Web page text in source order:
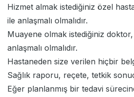
Hizmet almak istediğiniz özel
ile anlaşmalı olmalıdır.
Muayene olmak istediğiniz
anlaşmalı olmalıdır.
Hastaneden size verilen hiçbir
Sağlık raporu, reçete, tetkik
Eğer planlanmış bir tedavi